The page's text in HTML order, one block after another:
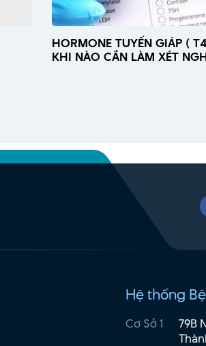
HORMONE TUYẾN GIÁP (
KHI NÀO CẦN LÀM XÉT
Hệ thống
Cơ Sở 1
79B